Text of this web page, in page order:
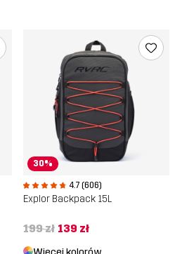
30%
4.7 (606)
Explor Backpack 15L
199 zł 139 zł